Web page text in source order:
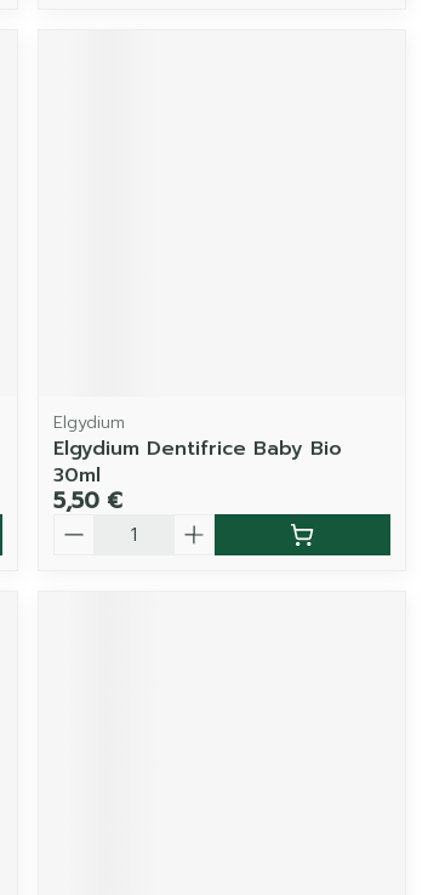
Elgydium
Elgydium Dentifrice Baby Bio
30ml
5,50 €
Quantité